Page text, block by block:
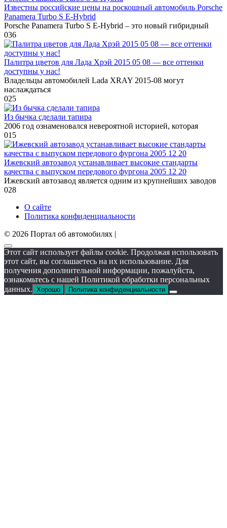
Известны российские цены на роскошный автомобиль Porsche
Panamera Turbo S E-Hybrid
Porsche Panamera Turbo S E-Hybrid – это новый гибридный
036
Палитра цветов для Лада Хрэй 2015 05 08 — все оттенки
доступны у нас!
Владельцы автомобилей Lada XRAY 2015-08 могут
наслаждаться
025
Из бычка сделали тапира
2006 год ознаменовался невероятной историей, которая
015
Ижевский автозавод устанавливает высокие стандарты
качества с выпуском передового фургона 2005 12 20
Ижевский автозавод является одним из крупнейших заводов
028
О сайте
Политика конфиденциальности
© 2026 Портал об автомобилях |
Этот сайт использует файлы cookie. Продолжая использовать
этот сайт, вы соглашаетесь на их использование. Для
получения дополнительной информации, пожалуйста,
ознакомьтесь с нашей Политикой обработки персональных
данных. Хорошо Политика конфиденциальности